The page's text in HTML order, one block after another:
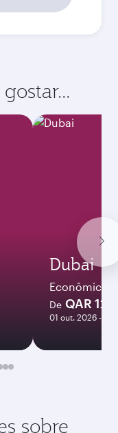
Dubai
Econômica
De QAR
01 out. 2026 - 06
sobre